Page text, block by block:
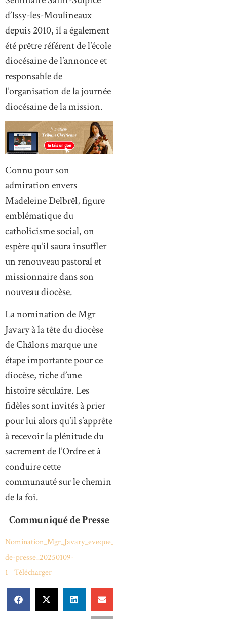
d’Issy-les-Moulineaux
depuis 2010, il a également
été prêtre référent de l’école
diocésaine de l’annonce et
responsable de
l’organisation de la journée
diocésaine de la mission.
Connu pour son
admiration envers
Madeleine Delbrêl, figure
emblématique du
catholicisme social, on
espère qu’il saura insuffler
un renouveau pastoral et
missionnaire dans son
nouveau diocèse.
La nomination de Mgr
Javary à la tête du diocèse
de Châlons marque une
étape importante pour ce
diocèse, riche d’une
histoire séculaire. Les
fidèles sont invités à prier
pour lui alors qu’il s’apprête
à recevoir la plénitude du
sacrement de l’Ordre et à
conduire cette
communauté sur le chemin
de la foi.
Communiqué de Presse
Nomination_Mgr_Javary_eveque_Chalons_Communique-
de-presse_20250109-
1
Télécharger